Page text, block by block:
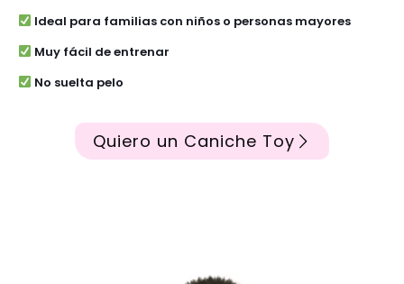
Ideal para familias con niños o personas mayores
Muy fácil de entrenar
No suelta pelo
Quiero un Caniche Toy